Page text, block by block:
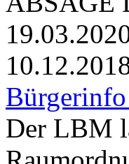
Der LBM